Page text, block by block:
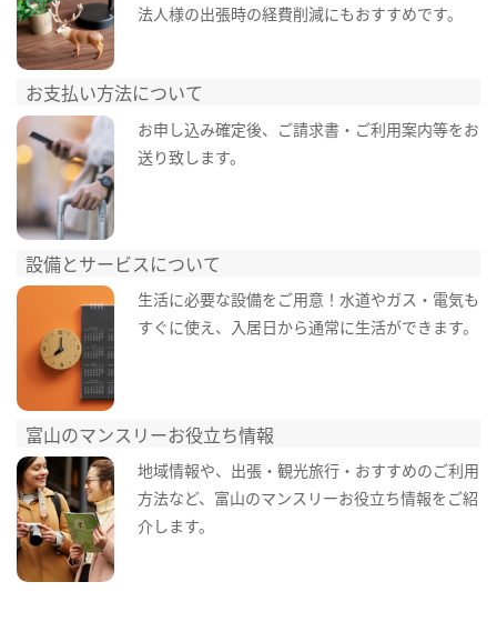
法人様の出張時の経費削減にもおすすめです。
お支払い方法について
お申し込み確定後、ご請求書・ご利用案内等をお
送り致します。
設備とサービスについて
生活に必要な設備をご用意！水道やガス・電気も
すぐに使え、入居日から通常に生活ができます。
富山のマンスリーお役立ち情報
地域情報や、出張・観光旅行・おすすめのご利用
方法など、富山のマンスリーお役立ち情報をご紹
介します。